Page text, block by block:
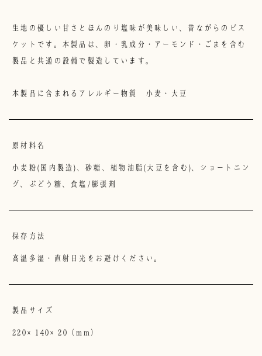
500-8034 岐阜市岐阜市本町５丁目３９番地
058-263-1552 E-mail info@kikkadou.jp
業時間:9:00-16:00
生地の優しい甘さとほんのり塩味が美味しい、昔ながらのビス
ケットです。本製品は、卵・乳成分・アーモンド・ごまを含む
製品と共通の設備で製造しています。
本製品に含まれるアレルギー物質 小麦・大豆
原材料名
小麦粉(国内製造)、砂糖、植物油脂(大豆を含む)、ショートニン
グ、ぶどう糖、食塩/膨張剤
保存方法
高温多湿・直射日光をお避けください。
製品サイズ
220×140×20（mm）